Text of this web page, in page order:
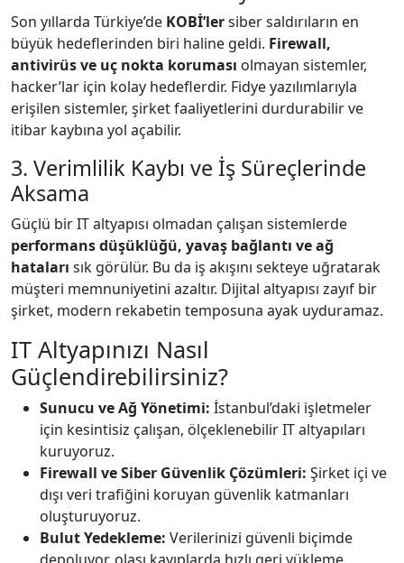
Son yıllarda Türkiye’de KOBİ’lersiber saldırıların en
büyük hedeflerinden biri haline geldi. Firewall,
antivirüs ve uç nokta koruması olmayan sistemler,
hacker’lar için kolay hedeflerdir. Fidye yazılımlarıyla
erişilen sistemler, şirket faaliyetlerini durdurabilir ve
itibar kaybına yol açabilir.
3. Verimlilik Kaybı ve İş Süreçlerinde
Aksama
Güçlü bir IT altyapısı olmadan çalışan sistemlerde
performans düşüklüğü, yavaş bağlantı ve ağ
hataları sık görülür. Bu da iş akışını sekteye uğratarak
müşteri memnuniyetini azaltır. Dijital altyapısı zayıf bir
şirket, modern rekabetin temposuna ayak uyduramaz.
IT Altyapınızı Nasıl
Güçlendirebilirsiniz?
Sunucu ve Ağ Yönetimi: İstanbul’daki işletmeler
için kesintisiz çalışan, ölçeklenebilir IT altyapıları
kuruyoruz.
Firewall ve Siber Güvenlik Çözümleri: Şirket içi ve
dışı veri trafiğini koruyan güvenlik katmanları
oluşturuyoruz.
Bulut Yedekleme: Verilerinizi güvenli biçimde